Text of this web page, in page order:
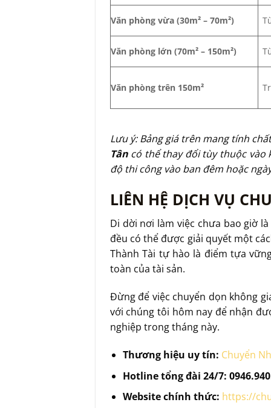
Văn phòng vừa (30m² – 70m²)
Văn phòng lớn (70m² – 150m²)
Văn phòng trên 150m²
Lưu ý: Bảng giá trên mang tính
Tâncó thể thay đổi tùy thuộc vào
độ thi công vào ban đêm hoặc
LIÊN HỆ DỊCH VỤ
Di dời nơi làm việc chưa bao giờ
đều có thể được giải quyết một
Thành Tài tự hào là điểm tựa
toàn của tài sản.
Đừng để việc chuyển dọn không
với chúng tôi hôm nay để nhận
nghiệp trong tháng này.
Thương hiệu uy tín: Chuyển
Hotline tổng đài 24/7:
Website chính thức: https://